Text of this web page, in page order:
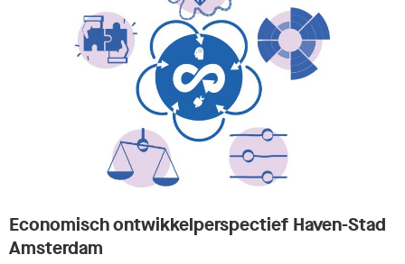
Economisch ontwikkelperspectief Haven-Stad
Amsterdam